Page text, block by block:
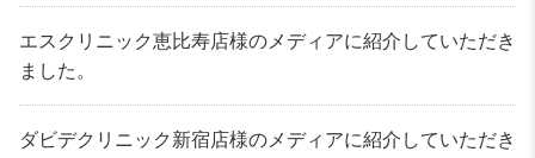
エスクリニック恵比寿店様のメディアに紹介していただき
ました。
ダビデクリニック新宿店様のメディアに紹介していただき